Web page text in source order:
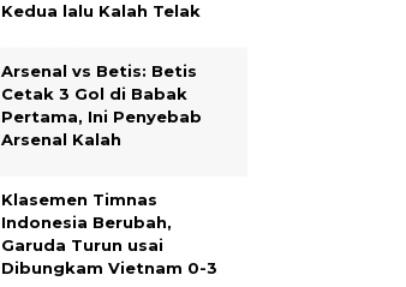
Kedua lalu Kalah Telak
Arsenal vs Betis: Betis
Cetak 3 Gol di Babak
Pertama, Ini Penyebab
Arsenal Kalah
Klasemen Timnas
Indonesia Berubah,
Garuda Turun usai
Dibungkam Vietnam 0-3